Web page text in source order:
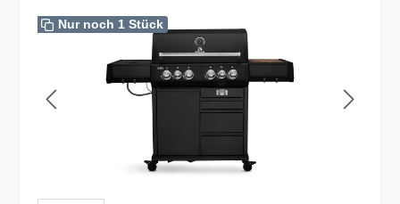
Nur noch 1 Stück